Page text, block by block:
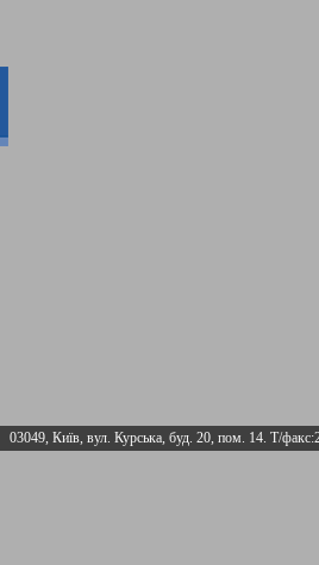
03049, Київ, вул. Курська, буд. 20, пом. 14. Т/